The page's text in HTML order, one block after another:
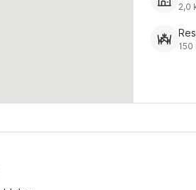
2,0
150